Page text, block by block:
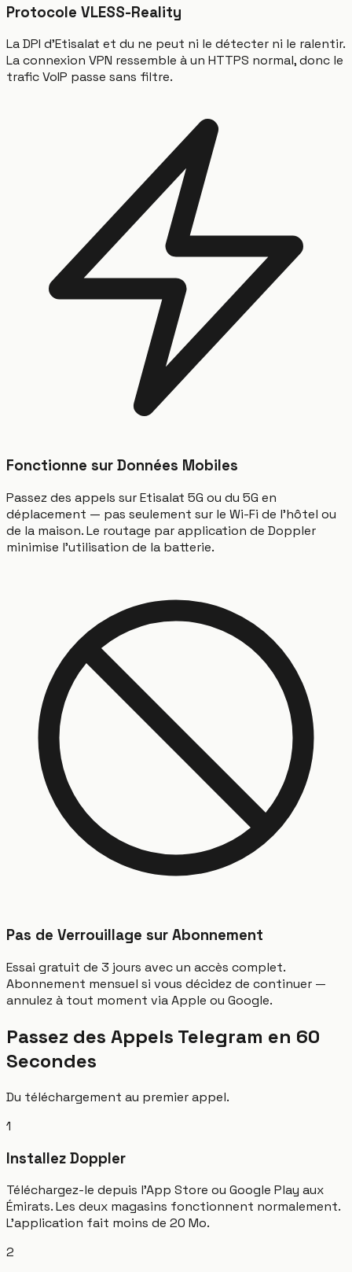
Protocole VLESS-Reality
La DPI d'Etisalat et du ne peut ni le détecter ni le ralentir.
La connexion VPN ressemble à un HTTPS normal, donc le
trafic VoIP passe sans filtre.
Fonctionne sur Données Mobiles
Passez des appels sur Etisalat 5G ou du 5G en
déplacement — pas seulement sur le Wi-Fi de l'hôtel ou
de la maison. Le routage par application de Doppler
minimise l'utilisation de la batterie.
Pas de Verrouillage sur Abonnement
Essai gratuit de 3 jours avec un accès complet.
Abonnement mensuel si vous décidez de continuer —
annulez à tout moment via Apple ou Google.
Passez des Appels Telegram en 60
Secondes
Du téléchargement au premier appel.
1
Installez Doppler
Téléchargez-le depuis l'App Store ou Google Play aux
Émirats. Les deux magasins fonctionnent normalement.
L'application fait moins de 20 Mo.
2